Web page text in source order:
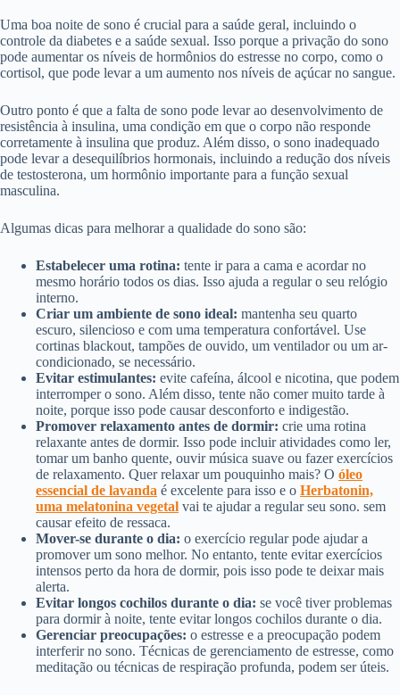
Uma boa noite de sono é crucial para a saúde geral, incluindo o
controle da diabetes e a saúde sexual. Isso porque a privação do sono
pode aumentar os níveis de hormônios do estresse no corpo, como o
cortisol, que pode levar a um aumento nos níveis de açúcar no sangue.
Outro ponto é que a falta de sono pode levar ao desenvolvimento de
resistência à insulina, uma condição em que o corpo não responde
corretamente à insulina que produz. Além disso, o sono inadequado
pode levar a desequilíbrios hormonais, incluindo a redução dos níveis
de testosterona, um hormônio importante para a função sexual
masculina.
Algumas dicas para melhorar a qualidade do sono são:
Estabelecer uma rotina: tente ir para a cama e acordar no
mesmo horário todos os dias. Isso ajuda a regular o seu relógio
interno.
Criar um ambiente de sono ideal: mantenha seu quarto
escuro, silencioso e com uma temperatura confortável. Use
cortinas blackout, tampões de ouvido, um ventilador ou um ar-
condicionado, se necessário.
Evitar estimulantes: evite cafeína, álcool e nicotina, que podem
interromper o sono. Além disso, tente não comer muito tarde à
noite, porque isso pode causar desconforto e indigestão.
Promover relaxamento antes de dormir: crie uma rotina
relaxante antes de dormir. Isso pode incluir atividades como ler,
tomar um banho quente, ouvir música suave ou fazer exercícios
de relaxamento. Quer relaxar um pouquinho mais? O óleo
essencial de lavanda é excelente para isso e o Herbatonin,
uma melatonina vegetal vai te ajudar a regular seu sono. sem
causar efeito de ressaca.
Mover-se durante o dia: o exercício regular pode ajudar a
promover um sono melhor. No entanto, tente evitar exercícios
intensos perto da hora de dormir, pois isso pode te deixar mais
alerta.
Evitar longos cochilos durante o dia: se você tiver problemas
para dormir à noite, tente evitar longos cochilos durante o dia.
Gerenciar preocupações: o estresse e a preocupação podem
interferir no sono. Técnicas de gerenciamento de estresse, como
meditação ou técnicas de respiração profunda, podem ser úteis.